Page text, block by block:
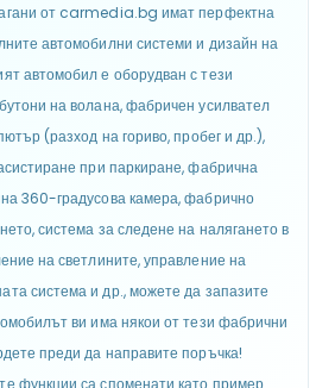
от carmedia.bg имат перфектна
автомобилни системи и дизайн на
автомобил е оборудван с тези
на волана, фабричен усилвател
(разход на гориво, пробег и др.),
при паркиране, фабрична
360-градусова камера, фабрично
система за следене на налягането в
на светлините, управление на
система и др., можете да запазите
ви има някои от тези фабрични
преди да направите поръчка!
функции са споменати като пример.